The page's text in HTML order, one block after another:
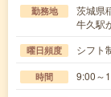
勤務地
茨城県
牛久駅
曜日頻度 シフト
時間 9:00～